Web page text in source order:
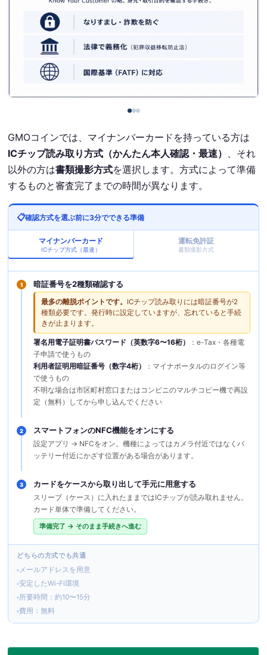
GMOコインでは、マイナンバーカードを持っている方は
ICチップ読み取り方式（かんたん本人確認・最速） 、それ
以外の方は書類撮影方式を選択します。方式によって準備
するものと審査完了までの時間が異なります。
確認方式を選ぶ前に3分でできる準備
マイナンバーカード
ICチップ方式（最速）
運転免許証
書類撮影方式
1 暗証番号を2種類確認する
最多の離脱ポイントです。 ICチップ読み取りには暗証番号が2
種類必要です。発行時に設定していますが、忘れていると手続
きが止まります。
署名用電子証明書パスワード（英数字6〜16桁）
：e-Tax・各種電
子申請で使うもの
利用者証明用暗証番号（数字4桁）
：マイナポータルのログイン等
で使うもの
不明な場合は市区町村窓口またはコンビニのマルチコピー機で再設
定（無料）してから申し込んでください
2 スマートフォンのNFC機能をオンにする
設定アプリ → NFCをオン。機種によってはカメラ付近ではなくバ
ッテリー付近にかざす位置がある場合があります。
3 カードをケースから取り出して手元に用意する
スリーブ（ケース）に入れたままではICチップが読み取れません。
カード単体で準備してください。
準備完了 → そのまま手続きへ進む
どちらの方式でも共通
メールアドレスを用意
安定したWi-Fi環境
所要時間：約10〜15分
費用：無料